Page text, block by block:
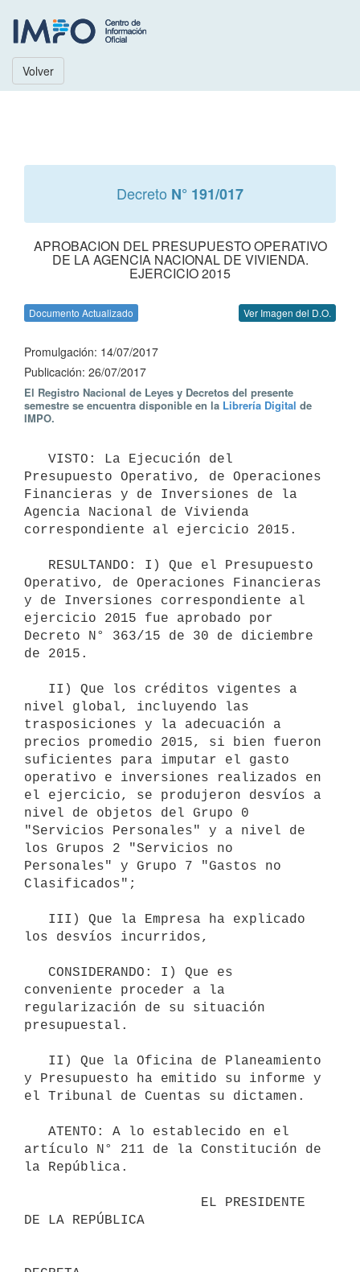
Volver
Decreto N° 191/017
APROBACION DEL PRESUPUESTO OPERATIVO
DE LA AGENCIA NACIONAL DE VIVIENDA.
EJERCICIO 2015
Documento Actualizado Ver Imagen del D.O.
Promulgación: 14/07/2017
Publicación: 26/07/2017
El Registro Nacional de Leyes y Decretos del presente
semestre se encuentra disponible en la Librería Digital de
IMPO.
Presupuesto Operativo, de Operaciones
Financieras y de Inversiones de la
Agencia Nacional de Vivienda
correspondiente al ejercicio 2015.
Operativo, de Operaciones Financieras
y de Inversiones correspondiente al
ejercicio 2015 fue aprobado por
Decreto N° 363/15 de 30 de diciembre
de 2015.
nivel global, incluyendo las
trasposiciones y la adecuación a
precios promedio 2015, si bien fueron
suficientes para imputar el gasto
operativo e inversiones realizados en
el ejercicio, se produjeron desvíos a
nivel de objetos del Grupo 0
"Servicios Personales" y a nivel de
los Grupos 2 "Servicios no
Personales" y Grupo 7 "Gastos no
Clasificados";
los desvíos incurridos,
conveniente proceder a la
regularización de su situación
presupuestal.
y Presupuesto ha emitido su informe y
el Tribunal de Cuentas su dictamen.
artículo N° 211 de la Constitución de
la República.
DE LA REPÚBLICA